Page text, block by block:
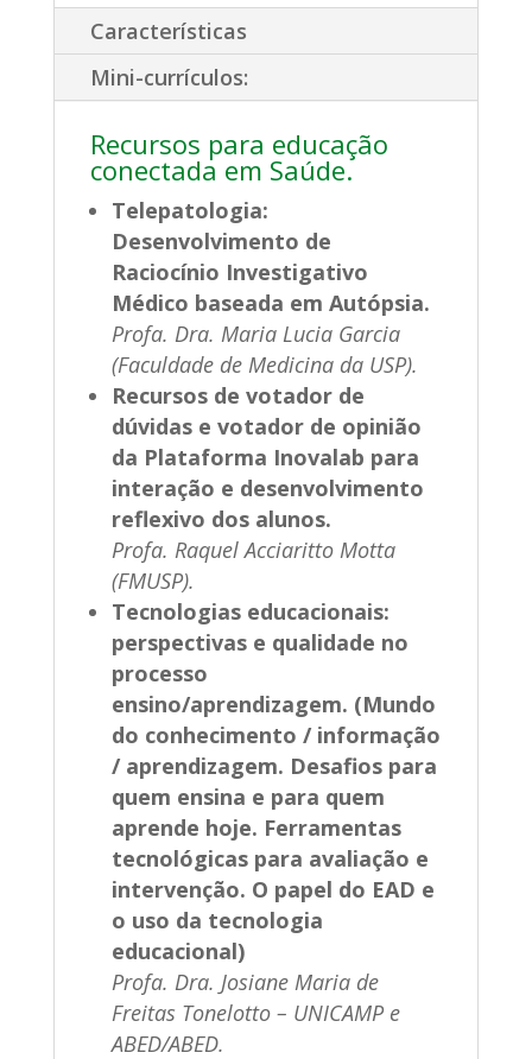
Características
Mini-currículos:
Recursos para educação
conectada em Saúde.
Telepatologia:
Desenvolvimento de
Raciocínio Investigativo
Médico baseada em Autópsia.
Profa. Dra. Maria Lucia Garcia
(Faculdade de Medicina da USP).
Recursos de votador de
dúvidas e votador de opinião
da Plataforma Inovalab para
interação e desenvolvimento
reflexivo dos alunos.
Profa. Raquel Acciaritto Motta
(FMUSP).
Tecnologias educacionais:
perspectivas e qualidade no
processo
ensino/aprendizagem. (Mundo
do conhecimento / informação
/ aprendizagem. Desafios para
quem ensina e para quem
aprende hoje. Ferramentas
tecnológicas para avaliação e
intervenção. O papel do EAD e
o uso da tecnologia
educacional)
Profa. Dra. Josiane Maria de
Freitas Tonelotto – UNICAMP e
ABED/ABED.